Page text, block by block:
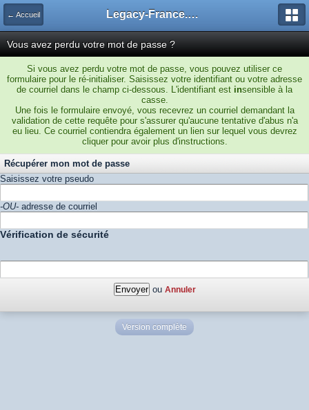
← Accueil Legacy-France.org - Forum
Vous avez perdu votre mot de passe ?
Si vous avez perdu votre mot de passe, vous pouvez utiliser ce
formulaire pour le ré-initialiser. Saisissez votre identifiant ou votre adresse
de courriel dans le champ ci-dessous. L'identifiant est insensible à la
casse.
Une fois le formulaire envoyé, vous recevrez un courriel demandant la
validation de cette requête pour s'assurer qu'aucune tentative d'abus n'a
eu lieu. Ce courriel contiendra également un lien sur lequel vous devrez
cliquer pour avoir plus d'instructions.
Récupérer mon mot de passe
Saisissez votre pseudo
-OU- adresse de courriel
Vérification de sécurité
ou Annuler
Version complète